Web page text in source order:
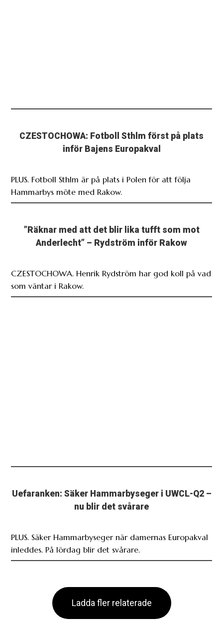
CZESTOCHOWA: Fotboll Sthlm först på plats
inför Bajens Europakval
PLUS. Fotboll Sthlm är på plats i Polen för att följa
Hammarbys möte med Rakow.
”Räknar med att det blir lika tufft som mot
Anderlecht” – Rydström inför Rakow
CZESTOCHOWA. Henrik Rydström har god koll på vad
som väntar i Rakow.
Uefaranken: Säker Hammarbyseger i UWCL-Q2 –
nu blir det svårare
PLUS. Säker Hammarbyseger när damernas Europakval
inleddes. På lördag blir det svårare.
Ladda fler relaterade